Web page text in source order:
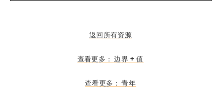
返回所有资源
查看更多： 边界 + 值
查看更多： 青年